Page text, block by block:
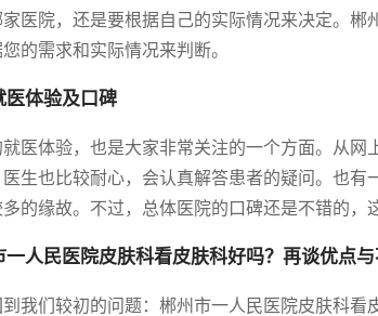
医院，还是要根据自己的实际情况来决定。郴
的需求和实际情况来判断。
医体验及口碑
就医体验，也是大家非常关注的一个方面。从
生也比较耐心，会认真解答患者的疑问。也
多的缘故。不过，总体医院的口碑还是不错的，
一人民医院皮肤科看皮肤科好吗？再谈优点
我们较初的问题：郴州市一人民医院皮肤科